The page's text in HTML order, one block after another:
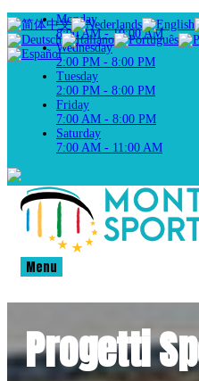
Monday
8:00 AM - 10:00 AM
Wednesday
2:00 PM - 8:00 PM
Tuesday
2:00 PM - 8:00 PM
Friday
7:00 AM - 8:00 PM
Saturday
7:00 AM - 11:00 AM
Menu
Progetti